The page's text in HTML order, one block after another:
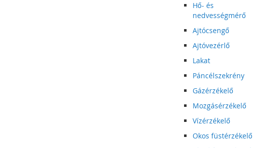
Hő- és
nedvességmérő
Ajtócsengő
Ajtóvezérlő
Lakat
Páncélszekrény
Gázérzékelő
Mozgásérzékelő
Vízérzékelő
Okos füstérzékelő